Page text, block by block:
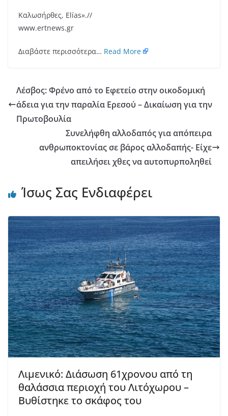
Καλωσήρθες, Elías».//
www.ertnews.gr
Διαβάστε περισσότερα… Read More
Λέσβος: Φρένο από το Εφετείο στην οικοδομική
άδεια για την παραλία Ερεσού – Δικαίωση για την
Πρωτοβουλία
Συνελήφθη αλλοδαπός για απόπειρα
ανθρωποκτονίας σε βάρος αλλοδαπής- Είχε
απειλήσει χθες να αυτοπυρποληθεί
Ίσως Σας Ενδιαφέρει
Λιμενικό: Διάσωση 61χρονου από τη
θαλάσσια περιοχή του Λιτόχωρου –
Βυθίστηκε το σκάφος του